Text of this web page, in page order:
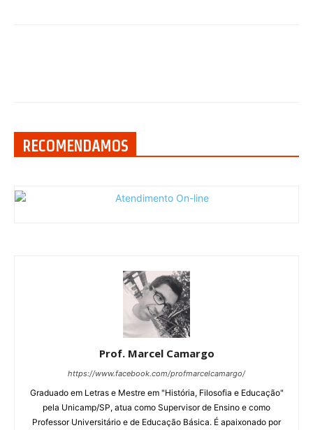
RECOMENDAMOS
Prof. Marcel Camargo
https://www.facebook.com/profmarcelcamargo/
Graduado em Letras e Mestre em "História, Filosofia e Educação"
pela Unicamp/SP, atua como Supervisor de Ensino e como
Professor Universitário e de Educação Básica. É apaixonado por